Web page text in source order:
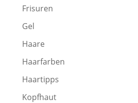
Frisuren
Gel
Haare
Haarfarben
Haartipps
Kopfhaut